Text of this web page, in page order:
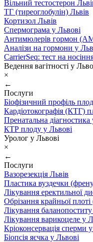
Вільний тестостерон
ТГ (тиреоглобулін) Львів
Кортизол Львів
Спермограма у Львові
Антимюлерів гормон
Аналізи на гормони у
CarrierSeq: тест на
Ведення вагітності у
×
←
Послуги
Біофізичний профіль
Кардіотокографія (КТГ)
Пренатальна діагностика
КТР плоду у Львові
Уролог у Львові
×
←
Послуги
Вазорезекція Львів
Пластика вуздечки
Лікування еректильної
Обрізання крайньої
Лікування баланопоститу
Лікування варикоцеле у
Кріоконсервація сперми
Біопсія яєчка у Львові